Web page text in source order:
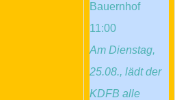
Bauernhof
11:00
Am Dienstag,
25.08., lädt der
KDFB alle